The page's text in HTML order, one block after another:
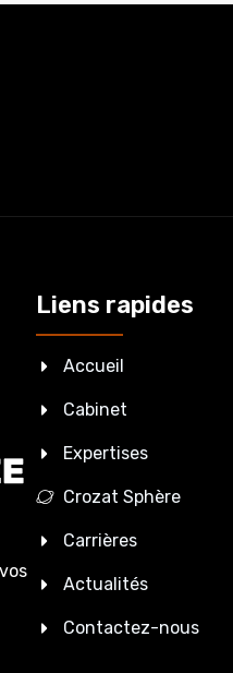
Liens rapides
Accueil
Cabinet
Expertises
Crozat Sphère
Carrières
Actualités
Contactez-nous